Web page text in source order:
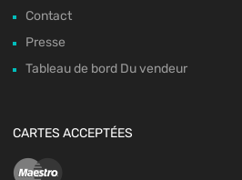
Contact
Presse
Tableau de bord Du vendeur
CARTES ACCEPTÉES